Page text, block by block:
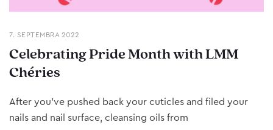
7. SEPTEMBRA 2022
Celebrating Pride Month with LMM
Chéries
After you’ve pushed back your cuticles and filed your
nails and nail surface, cleansing oils from